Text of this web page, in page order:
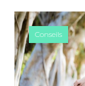
Conseils